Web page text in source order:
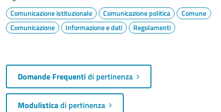
Comunicazione istituzionale
Comunicazione politica
Comune
Comunicazione
Informazione e dati Regolamenti
Domande Frequentidi pertinenza
Modulisticadi pertinenza